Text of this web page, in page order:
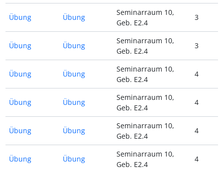
Übung Übung
Seminarraum 10,
Geb. E2.4
3
Übung Übung
Seminarraum 10,
Geb. E2.4
3
Übung Übung
Seminarraum 10,
Geb. E2.4
4
Übung Übung
Seminarraum 10,
Geb. E2.4
4
Übung Übung
Seminarraum 10,
Geb. E2.4
4
Übung Übung
Seminarraum 10,
Geb. E2.4
4